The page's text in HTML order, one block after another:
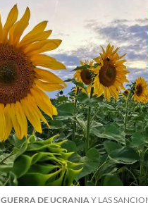
GUERRA DE UCRANIA Y LAS